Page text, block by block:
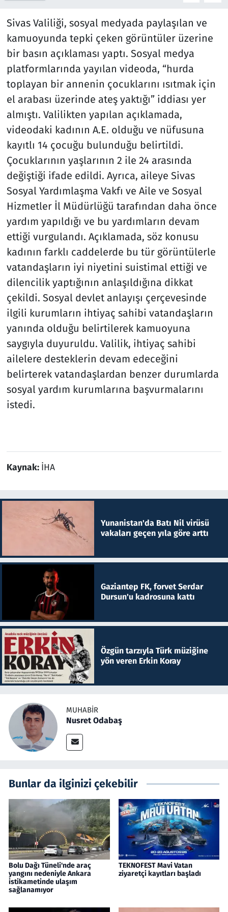
Sivas Valiliği, sosyal medyada paylaşılan ve
kamuoyunda tepki çeken görüntüler üzerine
bir basın açıklaması yaptı. Sosyal medya
platformlarında yayılan videoda, “hurda
toplayan bir annenin çocuklarını ısıtmak için
el arabası üzerinde ateş yaktığı” iddiası yer
almıştı. Valilikten yapılan açıklamada,
videodaki kadının A.E. olduğu ve nüfusuna
kayıtlı 14 çocuğu bulunduğu belirtildi.
Çocuklarının yaşlarının 2 ile 24 arasında
değiştiği ifade edildi. Ayrıca, aileye Sivas
Sosyal Yardımlaşma Vakfı ve Aile ve Sosyal
Hizmetler İl Müdürlüğü tarafından daha önce
yardım yapıldığı ve bu yardımların devam
ettiği vurgulandı. Açıklamada, söz konusu
kadının farklı caddelerde bu tür görüntülerle
vatandaşların iyi niyetini suistimal ettiği ve
dilencilik yaptığının anlaşıldığına dikkat
çekildi. Sosyal devlet anlayışı çerçevesinde
ilgili kurumların ihtiyaç sahibi vatandaşların
yanında olduğu belirtilerek kamuoyuna
saygıyla duyuruldu. Valilik, ihtiyaç sahibi
ailelere desteklerin devam edeceğini
belirterek vatandaşlardan benzer durumlarda
sosyal yardım kurumlarına başvurmalarını
istedi.
Kaynak: İHA
Yunanistan'da Batı Nil virüsü
vakaları geçen yıla göre arttı
Gaziantep FK, forvet Serdar
Dursun'u kadrosuna kattı
Özgün tarzıyla Türk müziğine
yön veren Erkin Koray
MUHABIR
Nusret Odabaş
Bunlar da ilginizi çekebilir
Bolu Dağı Tüneli'nde araç
yangını nedeniyle Ankara
istikametinde ulaşım
sağlanamıyor
TEKNOFEST Mavi Vatan
ziyaretçi kayıtları başladı